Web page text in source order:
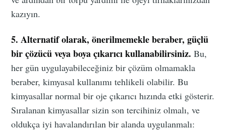
kazıyın.
5. Alternatif olarak, önerilmemekle beraber, güçlü
bir çözücü veya boya çıkarıcı kullanabilirsiniz. Bu,
her gün uygulayabileceğiniz bir çözüm olmamakla
beraber, kimyasal kullanımı tehlikeli olabilir. Bu
kimyasallar normal bir oje çıkarıcı hızında etki gösterir.
Sıralanan kimyasallar sizin son tercihiniz olmalı, ve
oldukça iyi havalandırılan bir alanda uygulanmalı: